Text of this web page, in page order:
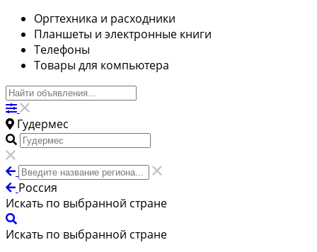
Оргтехника и расходники
Планшеты и электронные книги
Телефоны
Товары для компьютера
Гудермес
Россия
Искать по выбранной стране
Искать по выбранной стране